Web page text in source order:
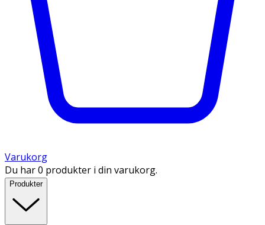
Varukorg
Du har 0 produkter i din varukorg.
Produkter